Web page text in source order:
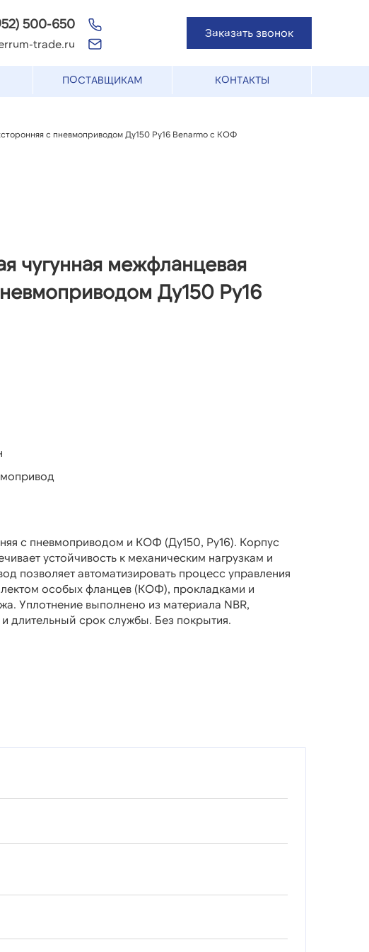
500-650
trade.ru
Заказать звонок
ПОСТАВЩИКАМ КОНТАКТЫ
с пневмоприводом Ду150 Ру16 Benarmo с КОФ
чугунная межфланцевая
Ду150 Ру16
с пневмоприводом и КОФ (Ду150, Ру16). Корпус
устойчивость к механическим нагрузкам и
позволяет автоматизировать процесс управления
особых фланцев (КОФ), прокладками и
Уплотнение выполнено из материала NBR,
длительный срок службы. Без покрытия.